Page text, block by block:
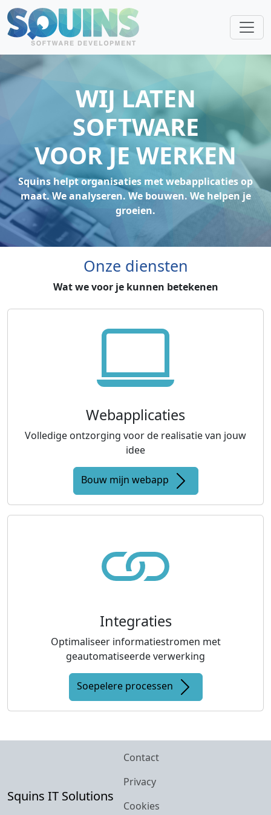
WIJ LATEN
SOFTWARE
VOOR JE WERKEN
Squins helpt organisaties met webapplicaties op
maat. We analyseren. We bouwen. We helpen je
groeien.
Onze diensten
Wat we voor je kunnen betekenen
Webapplicaties
Volledige ontzorging voor de realisatie van jouw
idee
Bouw mijn webapp
Integraties
Optimaliseer informatiestromen met
geautomatiseerde verwerking
Soepelere processen
Squins IT Solutions
Contact
Privacy
Cookies